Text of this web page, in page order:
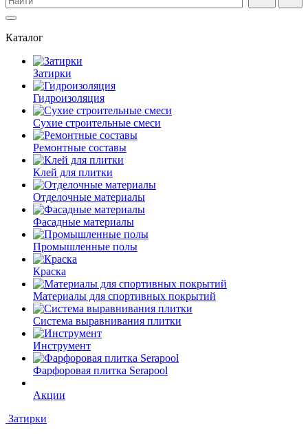
Каталог
Затирки
Гидроизоляция
Сухие строительные смеси
Ремонтные составы
Клей для плитки
Отделочные материалы
Фасадные материалы
Промышленные полы
Краска
Материалы для спортивных покрытий
Система выравнивания плитки
Инструмент
Фарфоровая плитка Serapool
Акции
Затирки